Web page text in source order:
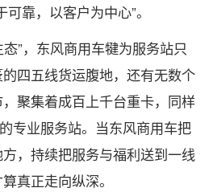
靠，以客户为中心”。
态”，东风商用车犍为服务站只
四五线货运腹地，还有无数个
聚集着成百上千台重卡，同样
专业服务站。当东风商用车把
，持续把服务与福利送到一线
真正走向纵深。